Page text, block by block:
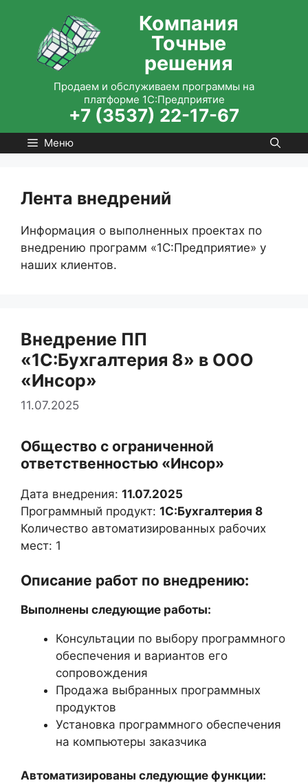
содержимому
Компания
Точные
решения
Продаем и обслуживаем программы на
платформе 1С:Предприятие
+7 (3537) 22-17-67
Меню
Лента внедрений
Информация о выполненных проектах по
внедрению программ «1С:Предприятие» у
наших клиентов.
Внедрение ПП
«1С:Бухгалтерия 8» в ООО
«Инсор»
11.07.2025
Общество с ограниченной
ответственностью «Инсор»
Дата внедрения: 11.07.2025
Программный продукт: 1С:Бухгалтерия 8
Количество автоматизированных рабочих
мест: 1
Описание работ по внедрению:
Выполнены следующие работы:
Консультации по выбору программного
обеспечения и вариантов его
сопровождения
Продажа выбранных программных
продуктов
Установка программного обеспечения
на компьютеры заказчика
Автоматизированы следующие функции: